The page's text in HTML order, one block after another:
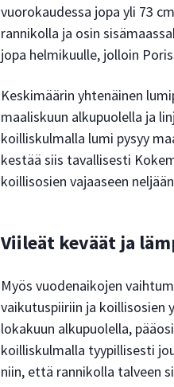
vuorokaudessa jopa yli 73
rannikolla ja osin
jopa helmikuulle, jolloin
Keskimäärin yhtenäinen
maaliskuun alkupuolella ja
koilliskulmalla lumi pysyy
kestää siis tavallisesti
koillisosien vajaaseen
Viileät keväät ja
Myös vuodenaikojen
vaikutuspiiriin ja koillisosien
lokakuun alkupuolella,
koilliskulmalla tyypillisesti
niin, että rannikolla talveen